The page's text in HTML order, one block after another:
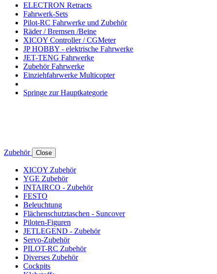
ELECTRON Retracts
Fahrwerk-Sets
Pilot-RC Fahrwerke und Zubehör
Räder / Bremsen /Beine
XICOY Controller / CGMeter
JP HOBBY - elektrische Fahrwerke
JET-TENG Fahrwerke
Zubehör Fahrwerke
Einziehfahrwerke Multicopter
Springe zur Hauptkategorie
Zubehör Close
XICOY Zubehör
YGE Zubehör
INTAIRCO - Zubehör
FESTO
Beleuchtung
Flächenschutztaschen - Suncover
Piloten-Figuren
JETLEGEND - Zubehör
Servo-Zubehör
PILOT-RC Zubehör
Diverses Zubehör
Cockpits